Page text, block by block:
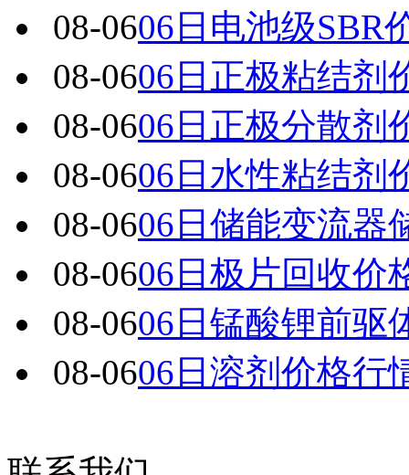
08-0606日电池级SBR
08-0606日正极粘结剂
08-0606日正极分散剂
08-0606日水性粘结剂
08-0606日储能变流器
08-0606日极片回收价
08-0606日锰酸锂前驱
08-0606日溶剂价格行